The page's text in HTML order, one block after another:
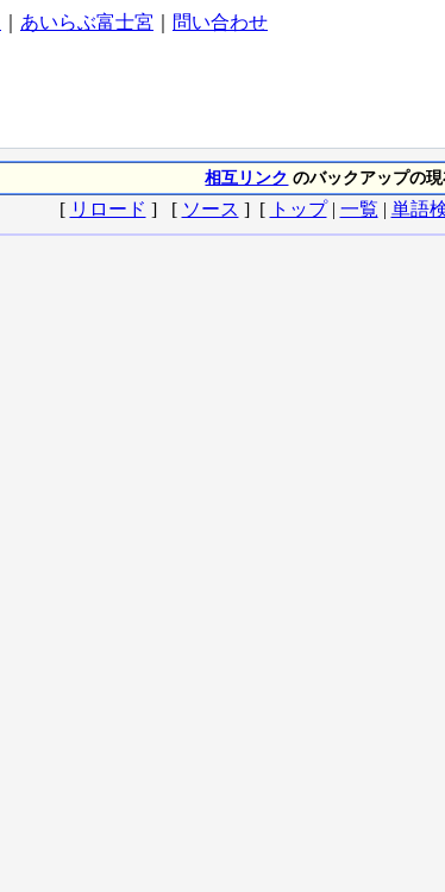
あいらぶ富士宮
問い合わせ
相互リンク のバックアップの
[ リロード ] [ ソース ] [ トップ| 一覧 | 単語